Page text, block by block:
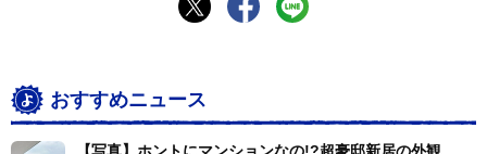
おすすめニュース